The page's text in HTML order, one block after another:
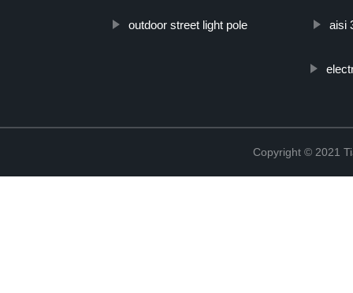
outdoor street light pole aisi
Copyright © 2021